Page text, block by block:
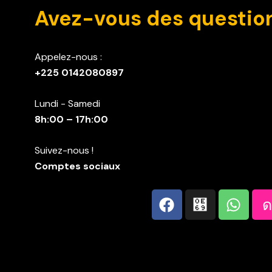
Avez-vous des
Appelez-nous :
+225 0142080897
Lundi - Samedi
8h:00 – 17h:00
Suivez-nous !
Comptes sociaux